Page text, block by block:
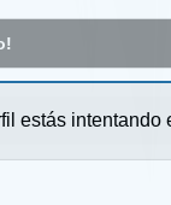
estás intentando